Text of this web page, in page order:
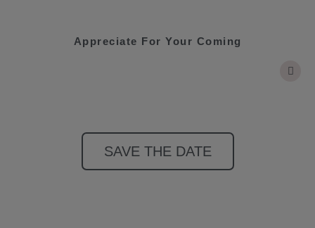
Appreciate For Your Coming
SAVE THE DATE